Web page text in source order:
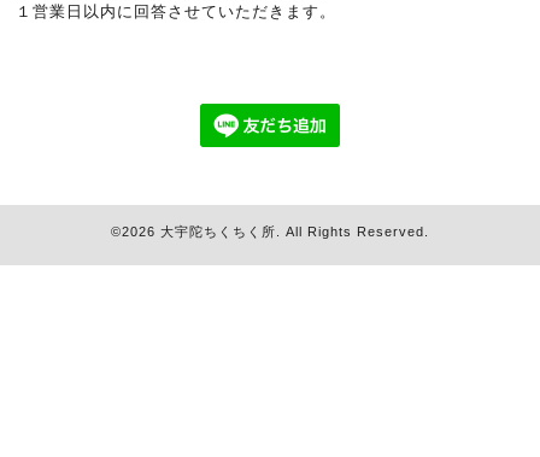
１営業日以内に回答させていただきます。
©2026 大宇陀ちくちく所. All Rights Reserved.